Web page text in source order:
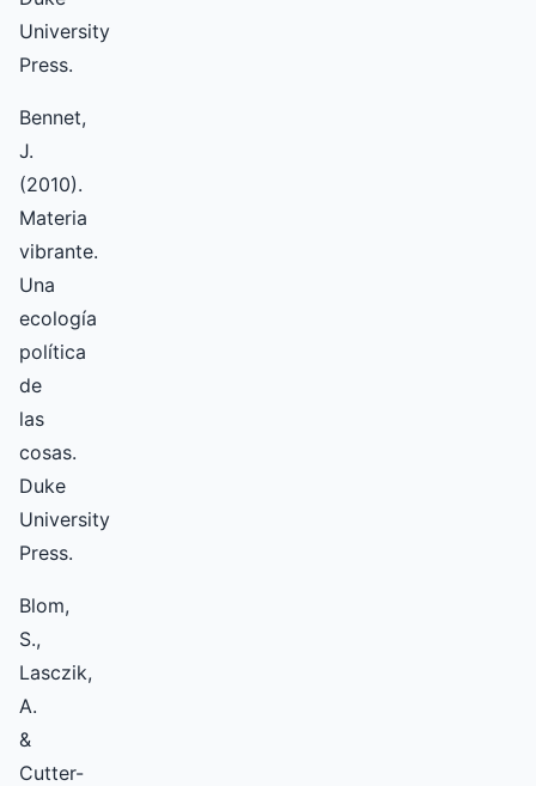
University
Press.
Bennet,
J.
(2010).
Materia
vibrante.
Una
ecología
política
de
las
cosas.
Duke
University
Press.
Blom,
S.,
Lasczik,
A.
&
Cutter-